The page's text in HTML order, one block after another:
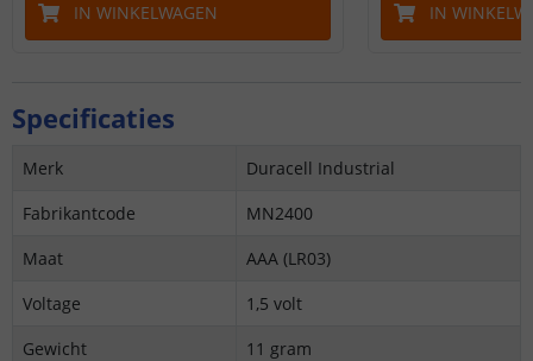
IN WINKELWAGEN IN
Specificaties
Merk
Duracell Industrial
Fabrikantcode
MN2400
Maat
AAA (LR03)
Voltage
1,5 volt
Gewicht
11 gram